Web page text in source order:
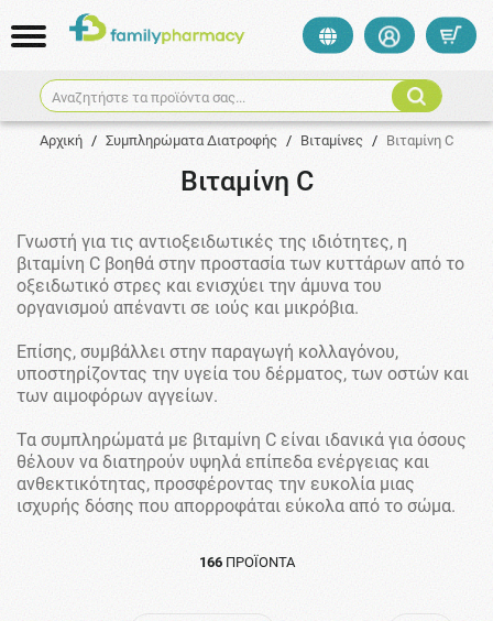
Αναζητήστε τα προϊόντα σας...
Αρχική / Συμπληρώματα Διατροφής / Βιταμίνες / Βιταμίνη C
Βιταμίνη C
Γνωστή για τις αντιοξειδωτικές της ιδιότητες, η
βιταμίνη C βοηθά στην προστασία των κυττάρων από το
οξειδωτικό στρες και ενισχύει την άμυνα του
οργανισμού απέναντι σε ιούς και μικρόβια.
Επίσης, συμβάλλει στην παραγωγή κολλαγόνου,
υποστηρίζοντας την υγεία του δέρματος, των οστών και
των αιμοφόρων αγγείων.
Τα συμπληρώματά με βιταμίνη C είναι ιδανικά για όσους
θέλουν να διατηρούν υψηλά επίπεδα ενέργειας και
ανθεκτικότητας, προσφέροντας την ευκολία μιας
ισχυρής δόσης που απορροφάται εύκολα από το σώμα.
166ΠΡΟΪΌΝΤΑ